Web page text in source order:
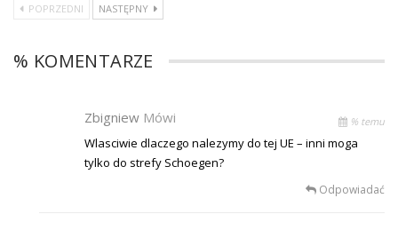
POPRZEDNI NASTĘPNY
% KOMENTARZE
Zbigniew Mówi % temu
Wlasciwie dlaczego nalezymy do tej UE – inni moga
tylko do strefy Schoegen?
Odpowiadać